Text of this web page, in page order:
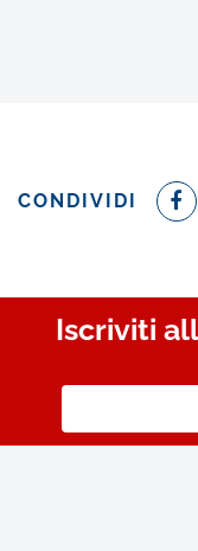
CONDIVIDI
Iscriviti